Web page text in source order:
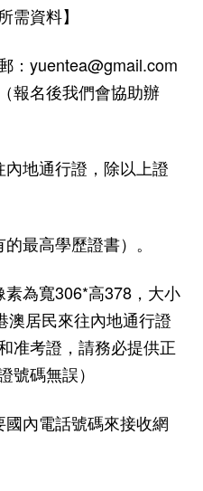
需資料】
： yuentea@gmail.com
報名後我們會協助辦
地通行證，除以上證
最高學歷證書）。
素為寬306*高378 ，大小
澳居民來往內地通行證
准考證，請務必提供正
號碼無誤）
內電話號碼來接收網